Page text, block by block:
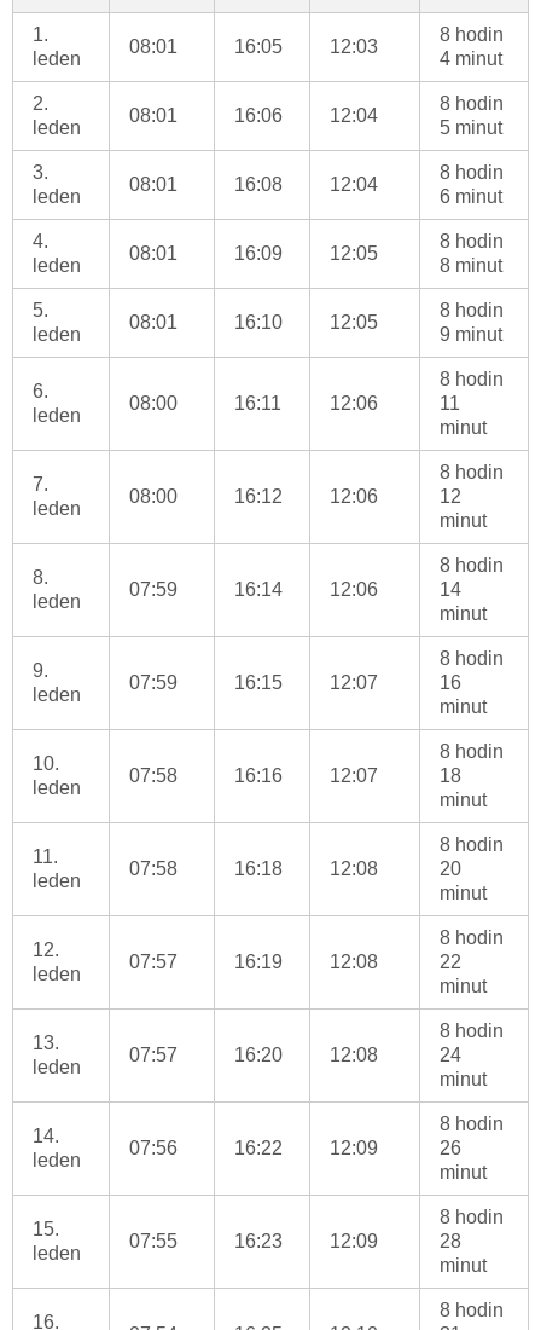
1.
leden
08:01 16:05 12:03
8 hodin
4 minut
2.
leden
08:01 16:06 12:04
8 hodin
5 minut
3.
leden
08:01 16:08 12:04
8 hodin
6 minut
4.
leden
08:01 16:09 12:05
8 hodin
8 minut
5.
leden
08:01 16:10 12:05
8 hodin
9 minut
6.
leden
08:00 16:11 12:06
8 hodin
11
minut
7.
leden
08:00 16:12 12:06
8 hodin
12
minut
8.
leden
07:59 16:14 12:06
8 hodin
14
minut
9.
leden
07:59 16:15 12:07
8 hodin
16
minut
10.
leden
07:58 16:16 12:07
8 hodin
18
minut
11.
leden
07:58 16:18 12:08
8 hodin
20
minut
12.
leden
07:57 16:19 12:08
8 hodin
22
minut
13.
leden
07:57 16:20 12:08
8 hodin
24
minut
14.
leden
07:56 16:22 12:09
8 hodin
26
minut
15.
leden
07:55 16:23 12:09
8 hodin
28
minut
16.
8 hodin